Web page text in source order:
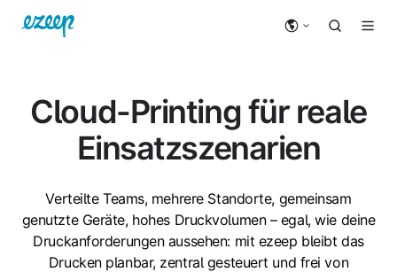
Cloud-Printingfür reale
Einsatzszenarien
Verteilte Teams, mehrere Standorte, gemeinsam
genutzte Geräte, hohes Druckvolumen – egal, wie deine
Druckanforderungen aussehen: mit ezeep bleibt das
Drucken planbar, zentral gesteuert und frei von